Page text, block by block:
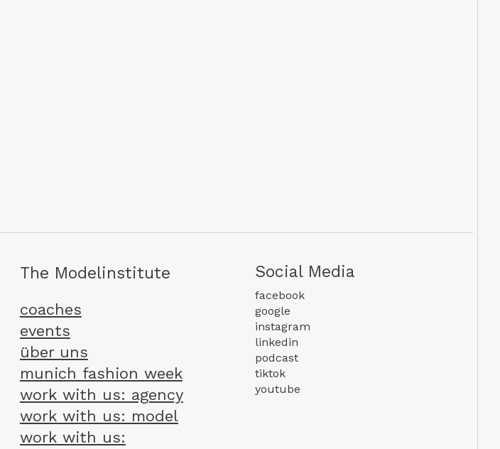
The Modelinstitute
coaches
events
über uns
munich fashion week
work with us: agency
work with us: model
work with us:
Social Media
facebook
google
instagram
linkedin
podcast
tiktok
youtube